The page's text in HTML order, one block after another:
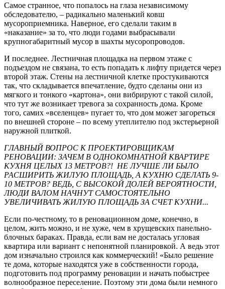
Самое странное, что попалось на глаза независимому
обследователю, – радикально маленький ковш
мусороприемника. Наверное, его сделали таким в
«наказание» за то, что люди годами выбрасывали
крупногабаритный мусор в шахты мусоропроводов.
И последнее. Лестничная площадка на первом этаже с
подъездом не связана, то есть попадать к лифту придется через
второй этаж. Стены на лестничной клетке простукиваются
так, что складывается впечатление, будто сделаны они из
мягкого и тонкого «картона», они вибрируют с такой силой,
что тут же возникает тревога за сохранность дома. Кроме
того, самих «вселенцев» пугает то, что дом может загореться
по внешней стороне – по всему утеплителю под экстерьерной
наружной плиткой.
ГЛАВНЫЙ ВОПРОС К ПРОЕКТИРОВЩИКАМ
РЕНОВАЦИИ: ЗАЧЕМ В ОДНОКОМНАТНОЙ КВАРТИРЕ
КУХНЯ ЦЕЛЫХ 13 МЕТРОВ?! НЕ ЛУЧШЕ ЛИ БЫЛО
РАСШИРИТЬ ЖИЛУЮ ПЛОЩАДЬ, А КУХНЮ СДЕЛАТЬ 9-
10 МЕТРОВ? ВЕДЬ, С ВЫСОКОЙ ДОЛЕЙ ВЕРОЯТНОСТИ,
ЛЮДИ ВАЛОМ НАЧНУТ САМОСТОЯТЕЛЬНО
УВЕЛИЧИВАТЬ ЖИЛУЮ ПЛОЩАДЬ ЗА СЧЕТ КУХНИ...
Если по-честному, то в реновационном доме, конечно, в
целом, жить можно, и не хуже, чем в хрущевских панельно-
блочных бараках. Правда, если вам не досталась угловая
квартира или вариант с непонятной планировкой. А ведь этот
дом изначально строился как коммерческий! «Было решение
те дома, которые находятся уже в собственности города,
подготовить под программу реновации и начать побыстрее
волнообразное переселение. Поэтому эти дома были немного